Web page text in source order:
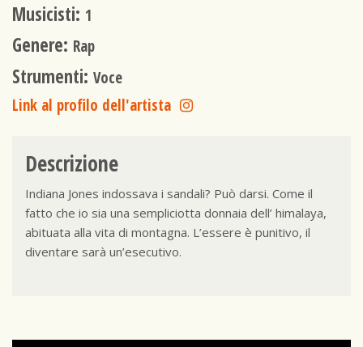
Musicisti: 1
Genere: Rap
Strumenti: Voce
Link al profilo dell'artista
Descrizione
Indiana Jones indossava i sandali? Può darsi. Come il
fatto che io sia una sempliciotta donnaia dell’ himalaya,
abituata alla vita di montagna. L’essere è punitivo, il
diventare sarà un’esecutivo.